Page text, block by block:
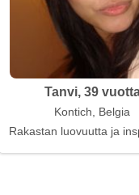
Tanvi, 39
Kontich, Belgia
Rakastan luovuutta ja